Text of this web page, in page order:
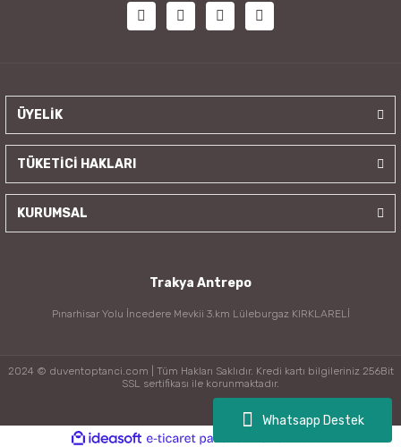
Whatsapp Destek
ÜYELİK
TÜKETİCİ HAKLARI
KURUMSAL
Trakya Antrepo
Pınarhisar Yolu İncedere Mevkii 3.km Lüleburgaz KIRKLARELİ
2024 © duventoptanci.com | Tüm Hakları Saklıdır. Kredi kartı bilgileriniz 256Bit
SSL sertifikası ile korunmaktadır.
ideasoft